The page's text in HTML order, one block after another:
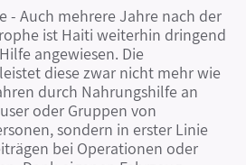
- Auch mehrere Jahre nach der
ist Haiti weiterhin dringend
angewiesen. Die
diese zwar nicht mehr wie
durch Nahrungshilfe an
oder Gruppen von
sondern in erster Linie
bei Operationen oder